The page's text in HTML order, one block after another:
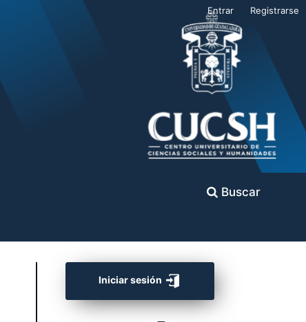
Buscar
Entrar Registrarse
Iniciar sesión